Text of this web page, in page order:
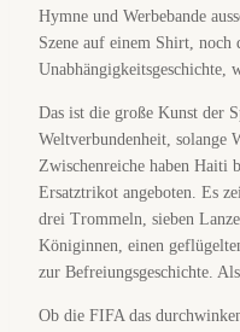
Hymne und Werbebande
Szene auf einem Shirt, noch
Das ist die große Kunst der
Weltverbundenheit, solange
Zwischenreiche haben Haiti
Ersatztrikot angeboten. Es
drei Trommeln, sieben
Königinnen, einen
zur Befreiungsgeschichte.
Ob die FIFA das